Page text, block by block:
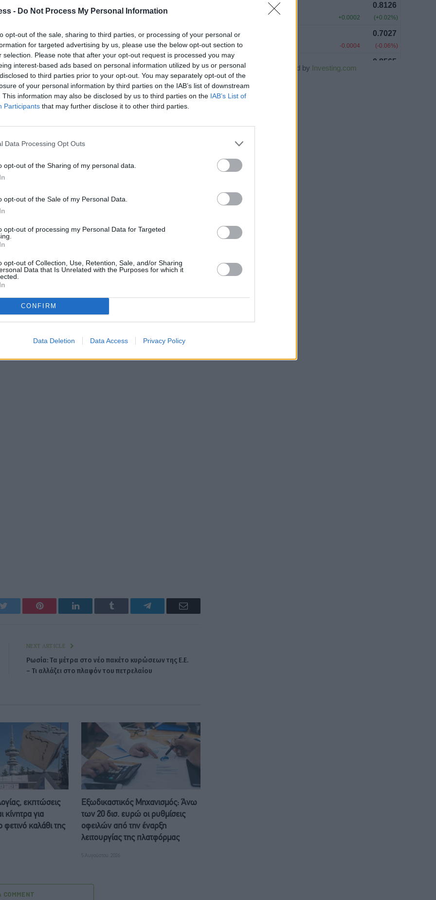
- Do Not Process My Personal Information
opt-out of the sale, sharing to third parties, or processing of your personal or
for targeted advertising by us, please use the below opt-out section to
selection. Please note that after your opt-out request is processed you may
interest-based ads based on personal information utilized by us or personal
to third parties prior to your opt-out. You may separately opt-out of the
of your personal information by third parties on the IAB’s list of downstream
This information may also be disclosed by us to third parties on the IAB’s List of
Participants that may further disclose it to other third parties.
Data Processing Opt Outs
opt-out of the Sharing of my personal data.
opt-out of the Sale of my Personal Data.
opt-out of processing my Personal Data for Targeted
opt-out of Collection, Use, Retention, Sale, and/or Sharing
Data that Is Unrelated with the Purposes for which it
CONFIRM
Data Deletion Data Access Privacy Policy
πλατφόρμας και θα συνοδεύονται από
μετακόμισης.
έως 500 κατοίκους
με επιπλέον 1.000 ευρώ ανά ανήλικο παιδί,
υποχρέωση επιστροφής ή δανεισμού, με σκοπό να
νέες οικογένειες στα σύνορα.
για τη δημογραφική, κοινωνική και οικονομική
ηγεσία του αποδίδουν ιδιαίτερη σημασία στις
ως «γραμμές ζωής» με κρίσιμο ρόλο για την
στοχεύει στη δημιουργία προϋποθέσεων που
νέες οικογένειες, βασισμένες σε
επανεκκίνησης.
Pinterest LinkedIn Tumblr Telegram Email
NEXT ARTICLE
Ρωσία: Τα μέτρα στο νέο πακέτο κυρώσεων της Ε.Ε.
– Τι αλλάζει στο πλαφόν του πετρελαίου
εκπτώσεις
κίνητρα για
φετινό καλάθι της
Eξωδικαστικός Μηχανισμός: Άνω
των 20 δισ. ευρώ οι ρυθμίσεις
οφειλών από την έναρξη
λειτουργίας της πλατφόρμας
5 Αυγούστου, 2026
COMMENT
Powered by Investing.com